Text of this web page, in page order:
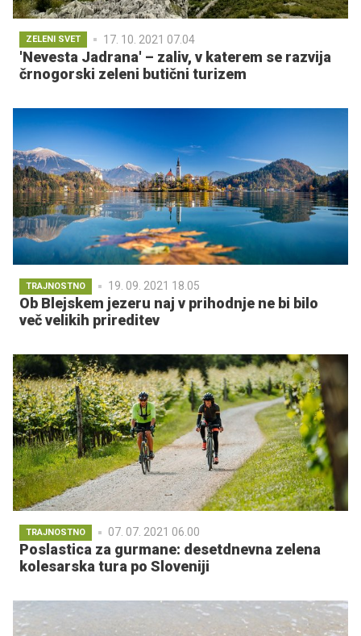
ZELENI SVET 17. 10. 2021 07.04
'Nevesta Jadrana' – zaliv, v katerem se razvija
črnogorski zeleni butični turizem
TRAJNOSTNO 19. 09. 2021 18.05
Ob Blejskem jezeru naj v prihodnje ne bi bilo
več velikih prireditev
TRAJNOSTNO 07. 07. 2021 06.00
Poslastica za gurmane: desetdnevna zelena
kolesarska tura po Sloveniji